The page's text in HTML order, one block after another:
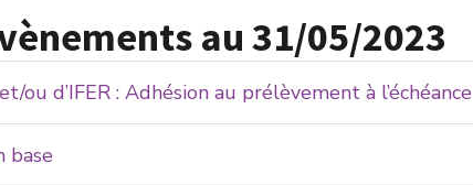
au 31/05/2023
ou d’IFER : Adhésion au prélèvement à l’échéance
base